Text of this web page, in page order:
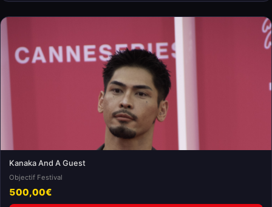
Kanaka And A Guest
Objectif Festival
500,00€